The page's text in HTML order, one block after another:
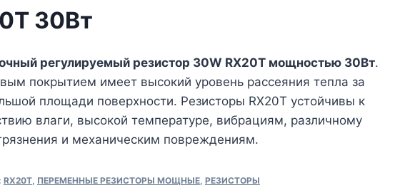
30Вт
регулируемый резистор 30W RX20T мощностью 30Вт.
покрытием имеет высокий уровень рассеяния тепла за
площади поверхности. Резисторы RX20T устойчивы к
влаги, высокой температуре, вибрациям, различному
и механическим повреждениям.
RX20T, ПЕРЕМЕННЫЕ РЕЗИСТОРЫ МОЩНЫЕ, РЕЗИСТОРЫ